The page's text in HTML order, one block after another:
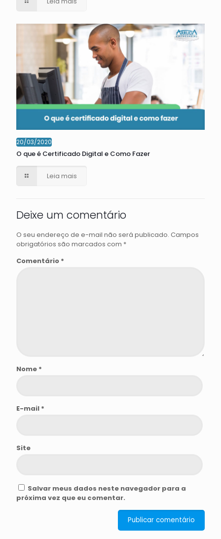
20/03/2020
O que é Certificado Digital e Como Fazer
Leia mais
Deixe um comentário
O seu endereço de e-mail não será publicado. Campos
obrigatórios são marcados com *
Comentário *
Nome *
E-mail *
Site
Salvar meus dados neste navegador para a
próxima vez que eu comentar.